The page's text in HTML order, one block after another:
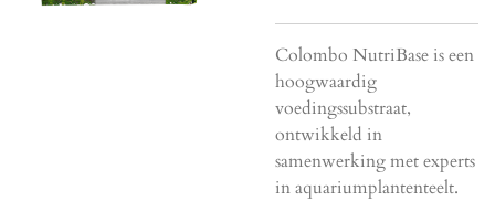
Colombo NutriBase is een
hoogwaardig
voedingssubstraat,
ontwikkeld in
samenwerking met experts
in aquariumplantenteelt.